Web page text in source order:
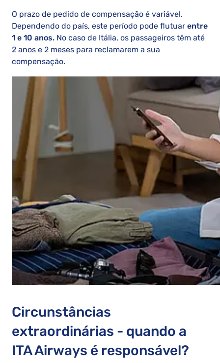
O prazo de pedido de compensação é variável.
Dependendo do país, este período pode flutuar entre
1 e 10 anos. No caso de Itália, os passageiros têm até
2 anos e 2 meses para reclamarem a sua
compensação.
Circunstâncias
extraordinárias - quando a
ITA Airways é responsável?